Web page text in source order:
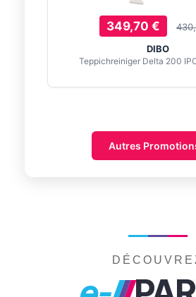
349,70 €
DIBO
Teppichreiniger Delta 200
Autres